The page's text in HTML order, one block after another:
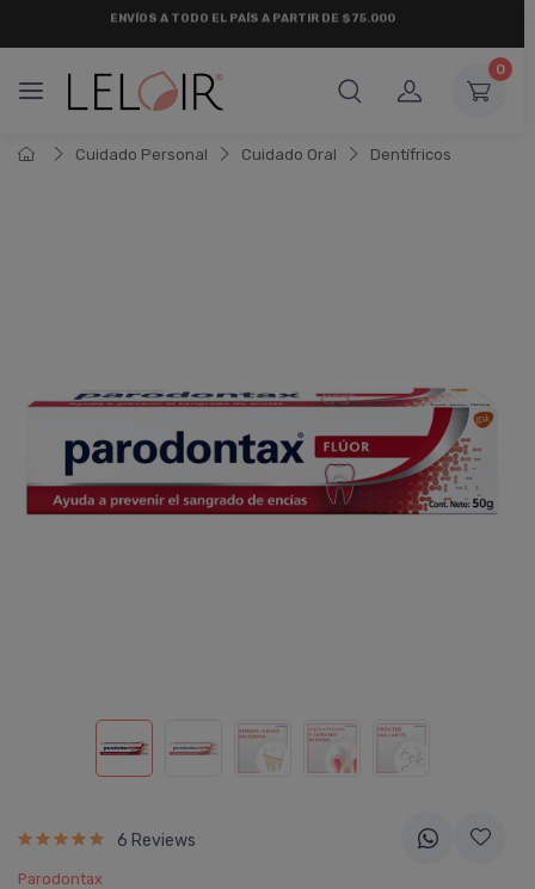
¡ HASTA 6 CUOTAS SIN INTERÉSY 18 CUOTAS FIJAS !
0
Cuidado Personal Cuidado Oral Dentí­fricos
6 Reviews
Parodontax